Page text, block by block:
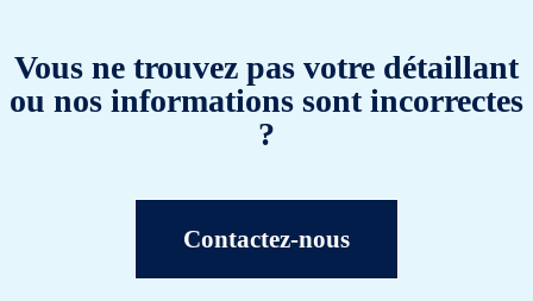
Vous ne trouvez pas votre détaillant
ou nos informations sont incorrectes
?
Contactez-nous